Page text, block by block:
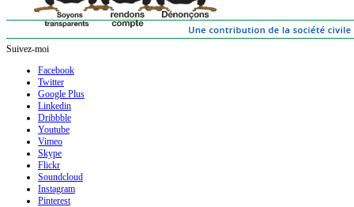
Suivez-moi
Facebook
Twitter
Google Plus
Linkedin
Dribbble
Youtube
Vimeo
Skype
Flickr
Soundcloud
Instagram
Pinterest